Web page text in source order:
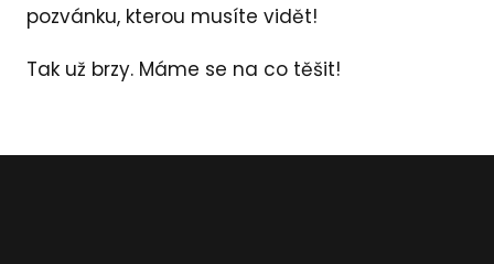
pozvánku, kterou musíte vidět!
Tak už brzy. Máme se na co těšit!